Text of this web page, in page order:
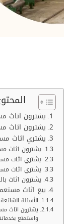
يشترون اثاث
يشترون اثاث
يشتري اثاث
يشترون اثاث
يشتري اثاث
يشتري اثاث
يشترون اثاث
بيع اثاث
الأسئلة
يشترون اثاث
واستمتع